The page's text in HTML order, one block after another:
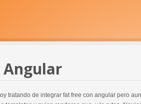
Angular
tratando de integrar fat free con angular pero